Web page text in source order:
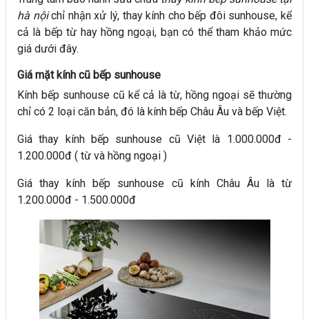
hà nộichỉ nhận xử lý, thay kính cho bếp đôi sunhouse, kể
cả là bếp từ hay hồng ngoại, bạn có thể tham khảo mức
giá dưới đây.
Giá mặt kính cũ bếp sunhouse
Kính bếp sunhouse cũ kể cả là từ, hồng ngoại sẽ thường
chỉ có 2 loại căn bản, đó là kính bếp Châu Âu và bếp Việt.
Giá thay kính bếp sunhouse cũ Việt là 1.000.000đ -
1.200.000đ ( từ và hồng ngoại )
Giá thay kính bếp sunhouse cũ kính Châu Âu là từ
1.200.000đ - 1.500.000đ